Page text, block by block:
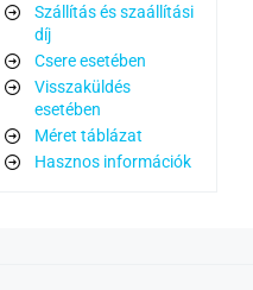
Szállítás és szaállítási
díj
Csere esetében
Visszaküldés
esetében
Méret táblázat
Hasznos információk